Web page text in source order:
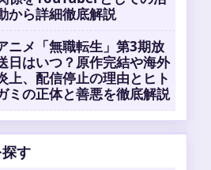
から詳細徹底解説
ニメ「無職転生」第3期放
日はいつ？原作完結や海外
上、配信停止の理由とヒト
ミの正体と善悪を徹底解説
探す